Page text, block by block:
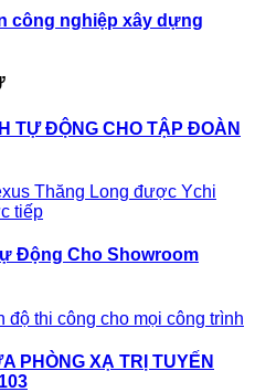
công nghiệp xây dựng
TỰ ĐỘNG CHO TẬP ĐOÀN
Động Cho Showroom
PHÒNG XẠ TRỊ TUYẾN